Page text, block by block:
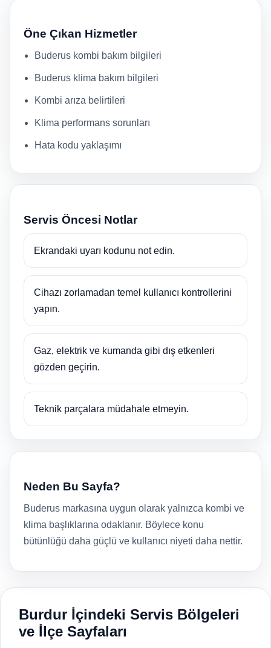
Öne Çıkan Hizmetler
Buderus kombi bakım bilgileri
Buderus klima bakım bilgileri
Kombi arıza belirtileri
Klima performans sorunları
Hata kodu yaklaşımı
Servis Öncesi Notlar
Ekrandaki uyarı kodunu not edin.
Cihazı zorlamadan temel kullanıcı kontrollerini
yapın.
Gaz, elektrik ve kumanda gibi dış etkenleri
gözden geçirin.
Teknik parçalara müdahale etmeyin.
Neden Bu Sayfa?
Buderus markasına uygun olarak yalnızca kombi ve
klima başlıklarına odaklanır. Böylece konu
bütünlüğü daha güçlü ve kullanıcı niyeti daha nettir.
Burdur İçindeki Servis Bölgeleri
ve İlçe Sayfaları